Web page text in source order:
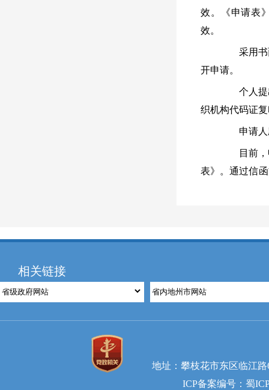
效。《申请表
效。
采用书面
开申请。
个人提出
织机构代码证
申请人
目前，申
表》。通过信
明材料齐全的
所需时间不计
本机关依
相关链接
地址：攀枝花市东区临江路
ICP备案编号：蜀